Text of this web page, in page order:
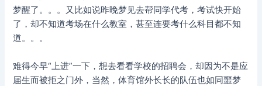
梦醒了。。。又比如说昨晚梦见去帮同学代考，考试快开始
了，却不知道考场在什么教室，甚至连要考什么科目都不知
道。。。
难得今早“上进”一下，想去看看学校的招聘会，却因为不是应
届生而被拒之门外，当然，体育馆外长长的队伍也如同噩梦